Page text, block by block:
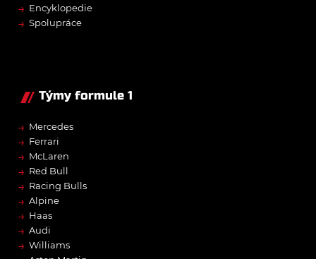
→ Encyklopedie
→ Spolupráce
Týmy formule 1
→ Mercedes
→ Ferrari
→ McLaren
→ Red Bull
→ Racing Bulls
→ Alpine
→ Haas
→ Audi
→ Williams